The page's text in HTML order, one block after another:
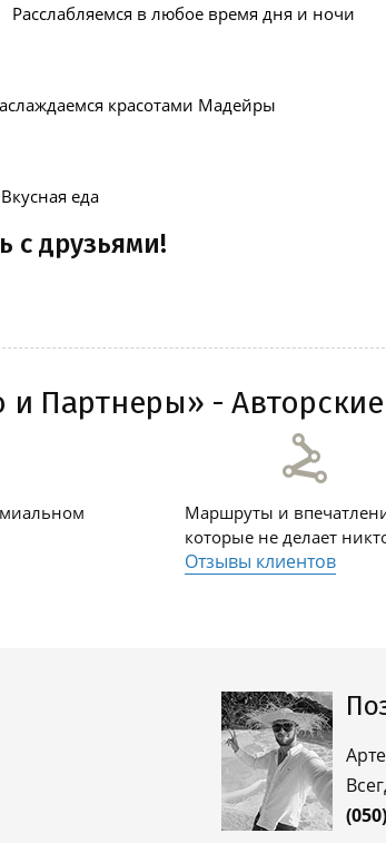
в любое время дня и ночи
красотами Мадейры
еда
с друзьями!
Партнеры» - Авторские
Маршруты и
которые не делает
Отзывы клиентов